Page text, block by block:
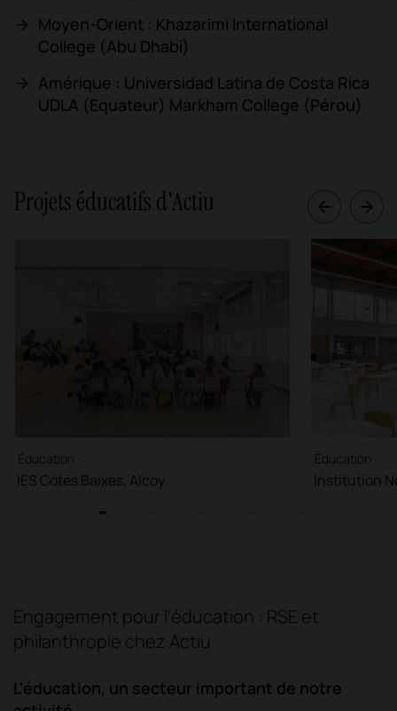
Moyen-Orient : Khazarimi International
College (Abu Dhabi)
Amérique : Universidad Latina de Costa Rica
UDLA (Equateur) Markham College (Pérou)
Projets éducatifs d'Actiu
Éducation ·
IES Cotes Baixes, Alcoy
Éducation ·
Institution
Engagement pour l'éducation : RSE et
philanthropie chez Actiu
L'éducation, un secteur important de notre